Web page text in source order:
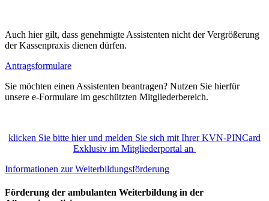
Auch hier gilt, dass genehmigte Assistenten nicht der Vergrößerung
der Kassenpraxis dienen dürfen.
Antragsformulare
Sie möchten einen Assistenten beantragen? Nutzen Sie hierfür
unsere e-Formulare im geschützten Mitgliederbereich.
klicken Sie bitte hier und melden Sie sich mit Ihrer KVN-PINCard
Exklusiv im Mitgliederportal an
Informationen zur Weiterbildungsförderung
Förderung der ambulanten Weiterbildung in der